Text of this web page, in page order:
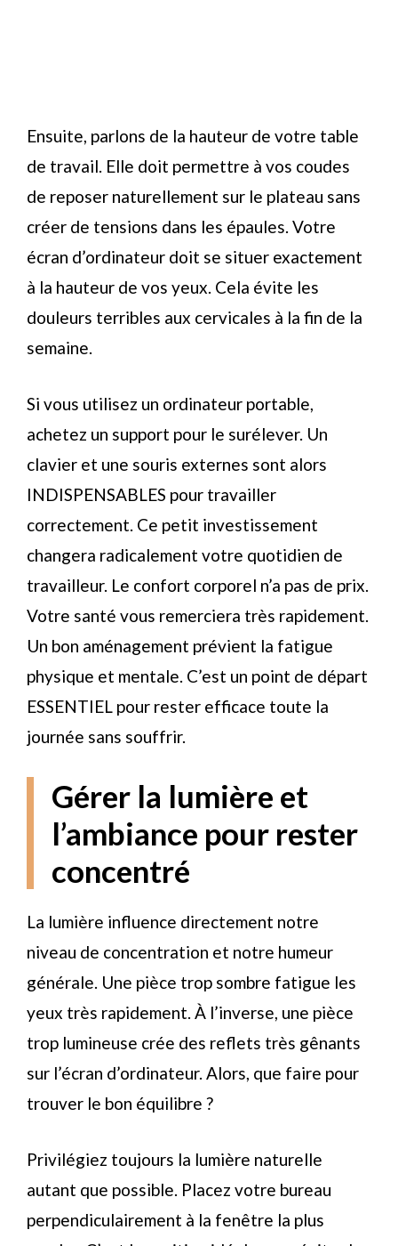
Ensuite, parlons de la hauteur de votre table
de travail. Elle doit permettre à vos coudes
de reposer naturellement sur le plateau sans
créer de tensions dans les épaules. Votre
écran d’ordinateur doit se situer exactement
à la hauteur de vos yeux. Cela évite les
douleurs terribles aux cervicales à la fin de la
semaine.
Si vous utilisez un ordinateur portable,
achetez un support pour le surélever. Un
clavier et une souris externes sont alors
INDISPENSABLES pour travailler
correctement. Ce petit investissement
changera radicalement votre quotidien de
travailleur. Le confort corporel n’a pas de prix.
Votre santé vous remerciera très rapidement.
Un bon aménagement prévient la fatigue
physique et mentale. C’est un point de départ
ESSENTIEL pour rester efficace toute la
journée sans souffrir.
Gérer la lumière et
l’ambiance pour rester
concentré
La lumière influence directement notre
niveau de concentration et notre humeur
générale. Une pièce trop sombre fatigue les
yeux très rapidement. À l’inverse, une pièce
trop lumineuse crée des reflets très gênants
sur l’écran d’ordinateur. Alors, que faire pour
trouver le bon équilibre ?
Privilégiez toujours la lumière naturelle
autant que possible. Placez votre bureau
perpendiculairement à la fenêtre la plus